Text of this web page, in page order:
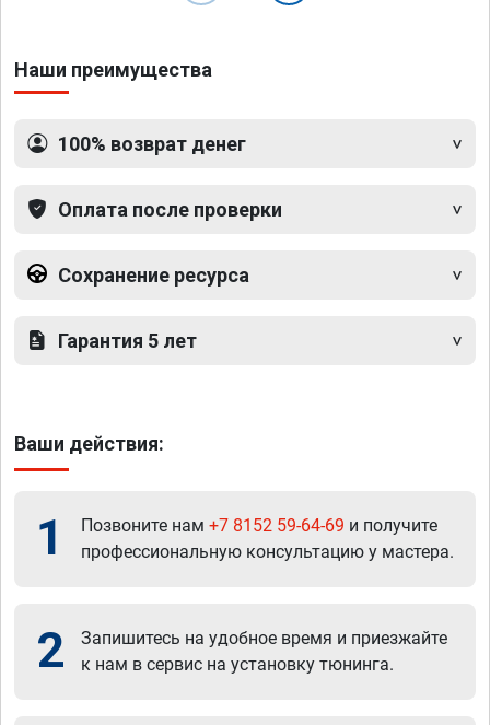
Наши преимущества
100% возврат денег
Оплата после проверки
Сохранение ресурса
Гарантия 5 лет
Ваши действия:
1 Позвоните нам +7 8152 59-64-69 и получите
профессиональную консультацию у мастера.
2
Запишитесь на удобное время и приезжайте
к нам в сервис на установку тюнинга.